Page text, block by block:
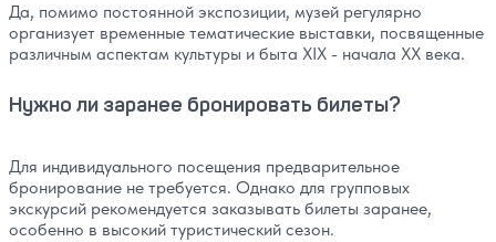
Да, помимо постоянной экспозиции, музей регулярно
организует временные тематические выставки, посвященные
различным аспектам культуры и быта XIX - начала XX века.
Нужно ли заранее бронировать билеты?
Для индивидуального посещения предварительное
бронирование не требуется. Однако для групповых
экскурсий рекомендуется заказывать билеты заранее,
особенно в высокий туристический сезон.